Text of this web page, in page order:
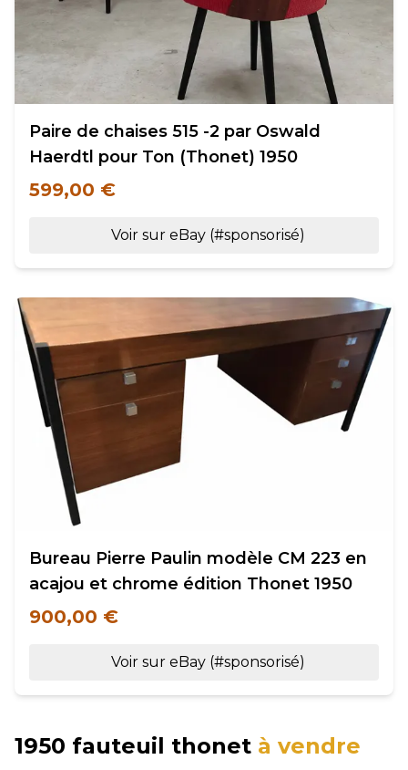
Paire de chaises 515 -2 par Oswald
Haerdtl pour Ton (Thonet) 1950
599,00 €
Voir sur eBay (#sponsorisé)
Bureau Pierre Paulin modèle CM 223 en
acajou et chrome édition Thonet 1950
900,00 €
Voir sur eBay (#sponsorisé)
1950 fauteuil thonet à vendre